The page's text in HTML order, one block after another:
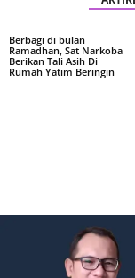
Berbagi di bulan
Ramadhan, Sat Narkoba
Berikan Tali Asih Di
Rumah Yatim Beringin